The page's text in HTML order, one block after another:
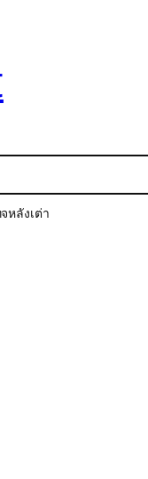
หลังเต่า